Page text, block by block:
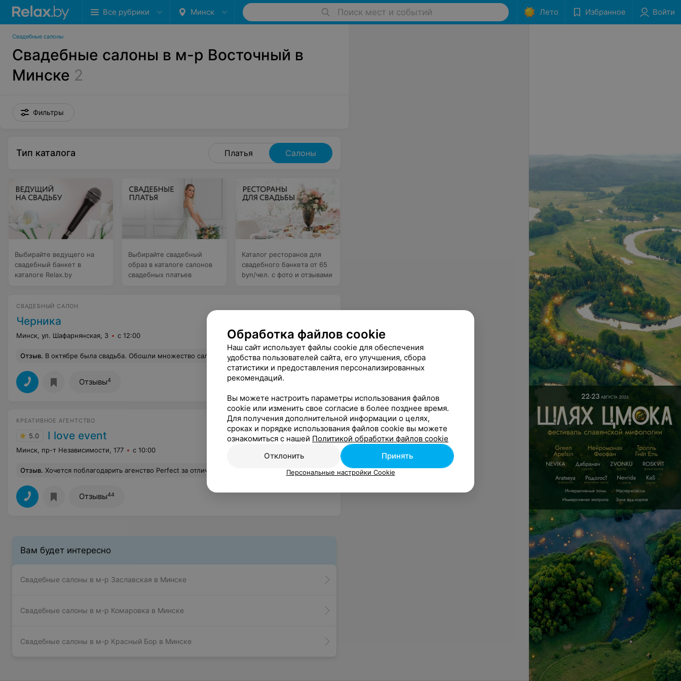
Все рубрики Минск Поиск мест и событий Лето Избранное Войти
Свадебные салоны
Свадебные салоны в м-р Восточный в
Минске 2
Фильтры
Тип каталога Платья Салоны
Выбирайте ведущего на
свадебный банкет в
каталоге Relax.by
Выбирайте свадебный
образ в каталоге салонов
свадебных платьев
Каталог ресторанов для
свадебного банкета от 65
byn/чел. с фото и отзывами
СВАДЕБНЫЙ САЛОН
Черника
Минск, ул. Шафарнянская, 3 с 12:00
Отзыв. В октябре была свадьба. Обошли множество салонов, но самые интересные и лучшие модели однозначно в "Чернике". Очень приятная атмосфера, несколько раз была на примерке, ни разу ни в чем не отказали, отлично посадили-подшили платье по фигуре. Очень довольна. Совсем не хотелось расставаться со своим уже полюбившимся и родным платьем после свадьбы. и цены довольно приятны. Кстати, что не мало важно - отличные ткани. Мое платье было из коллекции Евы Бендиго, а ткань, из которой пошито платье видела в другом очень дорогом салоне Минска. Еще
Отзывы4
КРЕАТИВНОЕ АГЕНТСТВО
5.0 I love event
Минск, пр-т Независимости, 177 с 10:00
Отзыв. Хочется поблагодарить агенство Perfect за отлично проведённую свадьбу 03.06.2017! В частности Полину! Это большой профессионал своего дела и человек,с которым мне было приятно и комфортно общаться на протяжении долгой подготовки к нашему мероприятию! Также хочется поблагодарить самых лучших ведущих Глеба Давыдова и Павла Костевича! Все было очень весело,душевно и со вкусом! Во время самого мероприятия можно было полностью наслаждаться своим днём, не думая обо всех организационных вопросах, так как о них думали Полина и Диана. Все получилось выше всех наших ожиданий! За это спасибо Полине и агенству Perfect!!!!!! Еще
Отзывы44
Вам будет интересно
Свадебные салоны в м-р Заславская в Минске
Свадебные салоны в м-р Комаровка в Минске
Свадебные салоны в м-р Красный Бор в Минске
Обработка файлов cookie
Наш сайт использует файлы cookie для обеспечения
удобства пользователей сайта, его улучшения, сбора
статистики и предоставления персонализированных
рекомендаций.
Вы можете настроить параметры использования файлов
cookie или изменить свое согласие в более позднее время.
Для получения дополнительной информации о целях,
сроках и порядке использования файлов cookie вы можете
ознакомиться с нашей Политикой обработки файлов cookie
Отклонить
Принять
Персональные настройки Cookie